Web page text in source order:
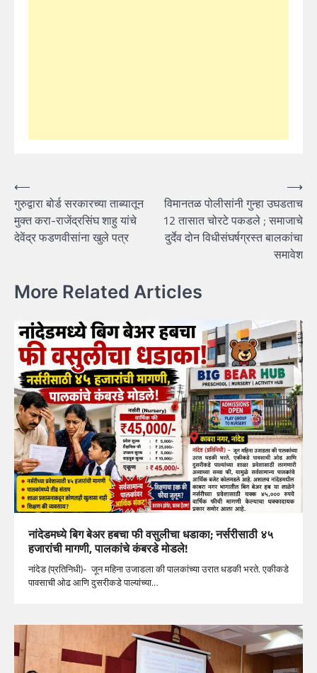
Post
navigation
⟵
गुरुद्वारा बोर्ड सरकारच्या ताब्यातून
मुक्त करा-राजेंद्रसिंघ शाहु यांचे
देवेंद्र फडणवीसांना खुले पत्र
विमानतळ पोलीसांनी गुन्हा उघडताच
12 तासात चोरटे पकडले ; समाजाचे
दुर्देव दोन विधीसंघर्षग्रस्त बालकांचा
समावेश
⟶
More Related Articles
नांदेडमध्ये बिग बेअर हबचा फी वसुलीचा धडाका; नर्सरीसाठी ४५
हजारांची मागणी, पालकांचे कंबरडे मोडले!
नांदेड (प्रतिनिधी)- जून महिना उजाडला की पालकांच्या उरात धडकी भरते. एकीकडे
पावसाची ओढ आणि दुसरीकडे पाल्यांच्या…